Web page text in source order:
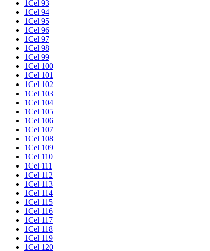
1Cel 93
1Cel 94
1Cel 95
1Cel 96
1Cel 97
1Cel 98
1Cel 99
1Cel 100
1Cel 101
1Cel 102
1Cel 103
1Cel 104
1Cel 105
1Cel 106
1Cel 107
1Cel 108
1Cel 109
1Cel 110
1Cel 111
1Cel 112
1Cel 113
1Cel 114
1Cel 115
1Cel 116
1Cel 117
1Cel 118
1Cel 119
1Cel 120